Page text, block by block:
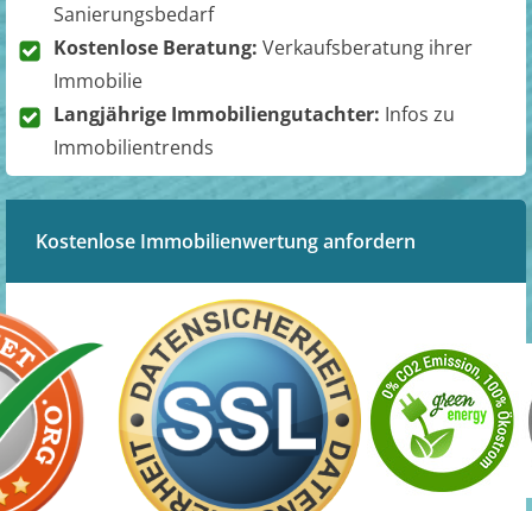
Sanierungsbedarf
Kostenlose Beratung: Verkaufsberatung ihrer
Immobilie
Langjährige Immobiliengutachter: Infos zu
Immobilientrends
Kostenlose Immobilienwertung anfordern